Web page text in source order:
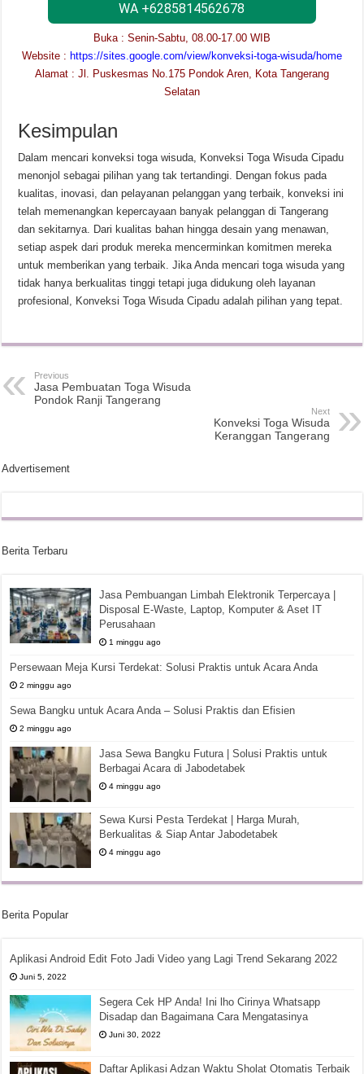
WA +6285814562678
Buka : Senin-Sabtu, 08.00-17.00 WIB
Website : https://sites.google.com/view/konveksi-toga-wisuda/home
Alamat : Jl. Puskesmas No.175 Pondok Aren, Kota Tangerang
Selatan
Kesimpulan
Dalam mencari konveksi toga wisuda, Konveksi Toga Wisuda Cipadu
menonjol sebagai pilihan yang tak tertandingi. Dengan fokus pada
kualitas, inovasi, dan pelayanan pelanggan yang terbaik, konveksi ini
telah memenangkan kepercayaan banyak pelanggan di Tangerang
dan sekitarnya. Dari kualitas bahan hingga desain yang menawan,
setiap aspek dari produk mereka mencerminkan komitmen mereka
untuk memberikan yang terbaik. Jika Anda mencari toga wisuda yang
tidak hanya berkualitas tinggi tetapi juga didukung oleh layanan
profesional, Konveksi Toga Wisuda Cipadu adalah pilihan yang tepat.
Previous
Jasa Pembuatan Toga Wisuda
Pondok Ranji Tangerang
Next
Konveksi Toga Wisuda
Keranggan Tangerang
Advertisement
Berita Terbaru
Jasa Pembuangan Limbah Elektronik Terpercaya |
Disposal E-Waste, Laptop, Komputer & Aset IT
Perusahaan
1 minggu ago
Persewaan Meja Kursi Terdekat: Solusi Praktis untuk Acara Anda
2 minggu ago
Sewa Bangku untuk Acara Anda – Solusi Praktis dan Efisien
2 minggu ago
Jasa Sewa Bangku Futura | Solusi Praktis untuk
Berbagai Acara di Jabodetabek
4 minggu ago
Sewa Kursi Pesta Terdekat | Harga Murah,
Berkualitas & Siap Antar Jabodetabek
4 minggu ago
Berita Popular
Aplikasi Android Edit Foto Jadi Video yang Lagi Trend Sekarang 2022
Juni 5, 2022
Segera Cek HP Anda! Ini lho Cirinya Whatsapp
Disadap dan Bagaimana Cara Mengatasinya
Juni 30, 2022
Daftar Aplikasi Adzan Waktu Sholat Otomatis Terbaik